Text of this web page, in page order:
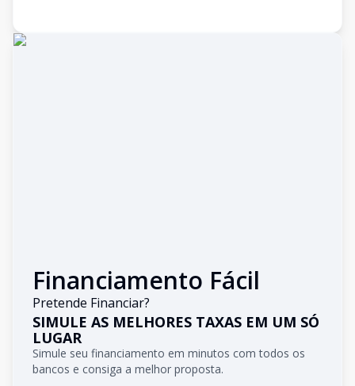
Financiamento Fácil
Pretende Financiar?
SIMULE AS MELHORES TAXAS EM UM SÓ
LUGAR
Simule seu financiamento em minutos com todos os
bancos e consiga a melhor proposta.